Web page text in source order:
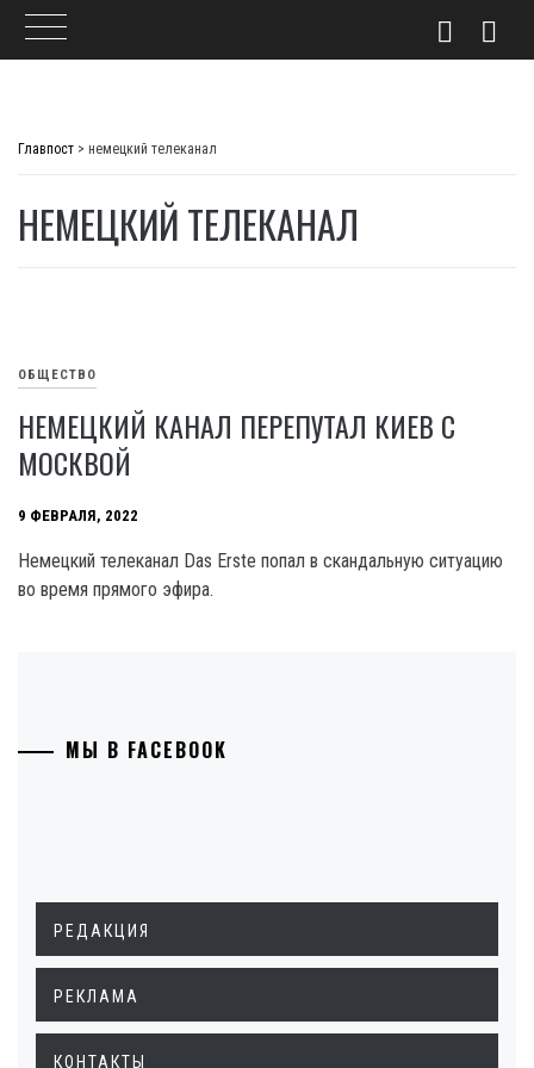
Главпост > немецкий телеканал
НЕМЕЦКИЙ ТЕЛЕКАНАЛ
ОБЩЕСТВО
НЕМЕЦКИЙ КАНАЛ ПЕРЕПУТАЛ КИЕВ С
МОСКВОЙ
9 ФЕВРАЛЯ, 2022
Немецкий телеканал Das Erste попал в скандальную ситуацию
во время прямого эфира.
МЫ В FACEBOOK
РЕДАКЦИЯ
РЕКЛАМА
КОНТАКТЫ